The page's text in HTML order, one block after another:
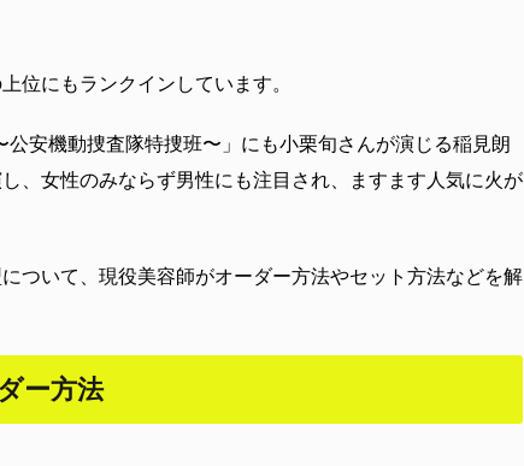
位にもランクインしています。
安機動捜査隊特捜班〜」にも小栗旬さんが演じる稲見朗
、女性のみならず男性にも注目され、ますます人気に火が
ついて、現役美容師がオーダー方法やセット方法などを解
ー方法